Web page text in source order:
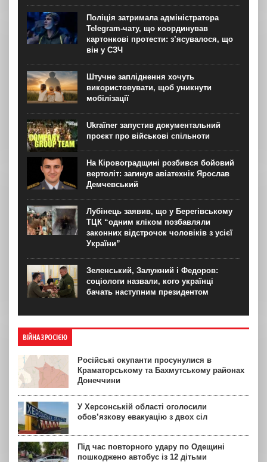
Поліція затримала адміністратора
Telegram-чату, що координував
картонкові протести: з’ясувалося, що
він у СЗЧ
Штучне запліднення хочуть
використовувати, щоб уникнути
мобілізації
Ukraїner запустив документальний
проєкт про військові спільноти
На Кіровоградщині розбився бойовий
вертоліт: загинув авіатехнік Ярослав
Демчевський
Лубінець заявив, що у Берегівському
ТЦК “одним кліком позбавляли
законних відстрочок чоловіків з усієї
України”
Зеленський, Залужний і Федоров:
соціологи назвали, кого українці
бачать наступним президентом
ВІЙНА З РОСІЄЮ
Російські окупанти просунулися в
Краматорському та Бахмутському районах
Донеччини
У Херсонській області оголосили
обов’язкову евакуацію з двох сіл
Під час повторного удару по Одещині
пошкоджено автобус із 12 дітьми